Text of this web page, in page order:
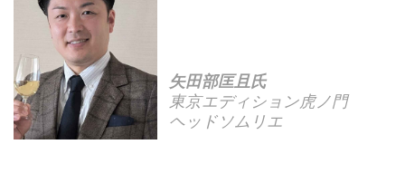
矢田部匡且氏
東京エディション虎ノ門
ヘッドソムリエ